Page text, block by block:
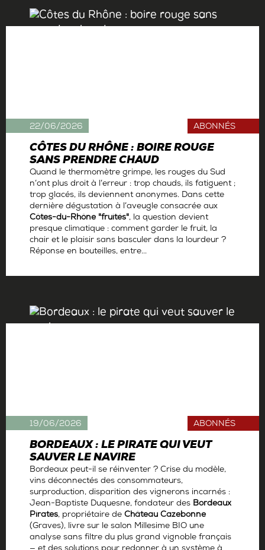
CÔTES DU RHÔNE : BOIRE ROUGE
SANS PRENDRE CHAUD
ABONNÉS
Quand le thermomètre grimpe, les rouges du Sud
n’ont plus droit à l’erreur : trop chauds, ils fatiguent ;
trop glacés, ils deviennent anonymes. Dans cette
dernière dégustation à l’aveugle consacrée aux
Côtes-du-Rhône "fruités", la question devient
presque climatique : comment garder le fruit, la
chair et le plaisir sans basculer dans la lourdeur ?
Réponse en bouteilles, entre...
22/06/2026
BORDEAUX : LE PIRATE QUI VEUT
SAUVER LE NAVIRE
ABONNÉS
Bordeaux peut-il se réinventer ? Crise du modèle,
vins déconnectés des consommateurs,
surproduction, disparition des vignerons incarnés :
Jean-Baptiste Duquesne, fondateur des Bordeaux
Pirates, propriétaire de Château Cazebonne
(Graves), livre sur le salon Millesime BIO une
analyse sans filtre du plus grand vignoble français
19/06/2026